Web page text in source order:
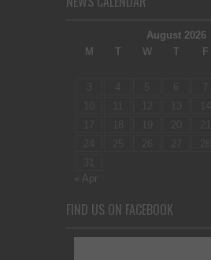
August 2026
M
T W T F
3
5 7
10
11 12 13 14
17
18 19 20 21
24
25 26 27 28
31
« Apr
FIND US ON FACEBOOK